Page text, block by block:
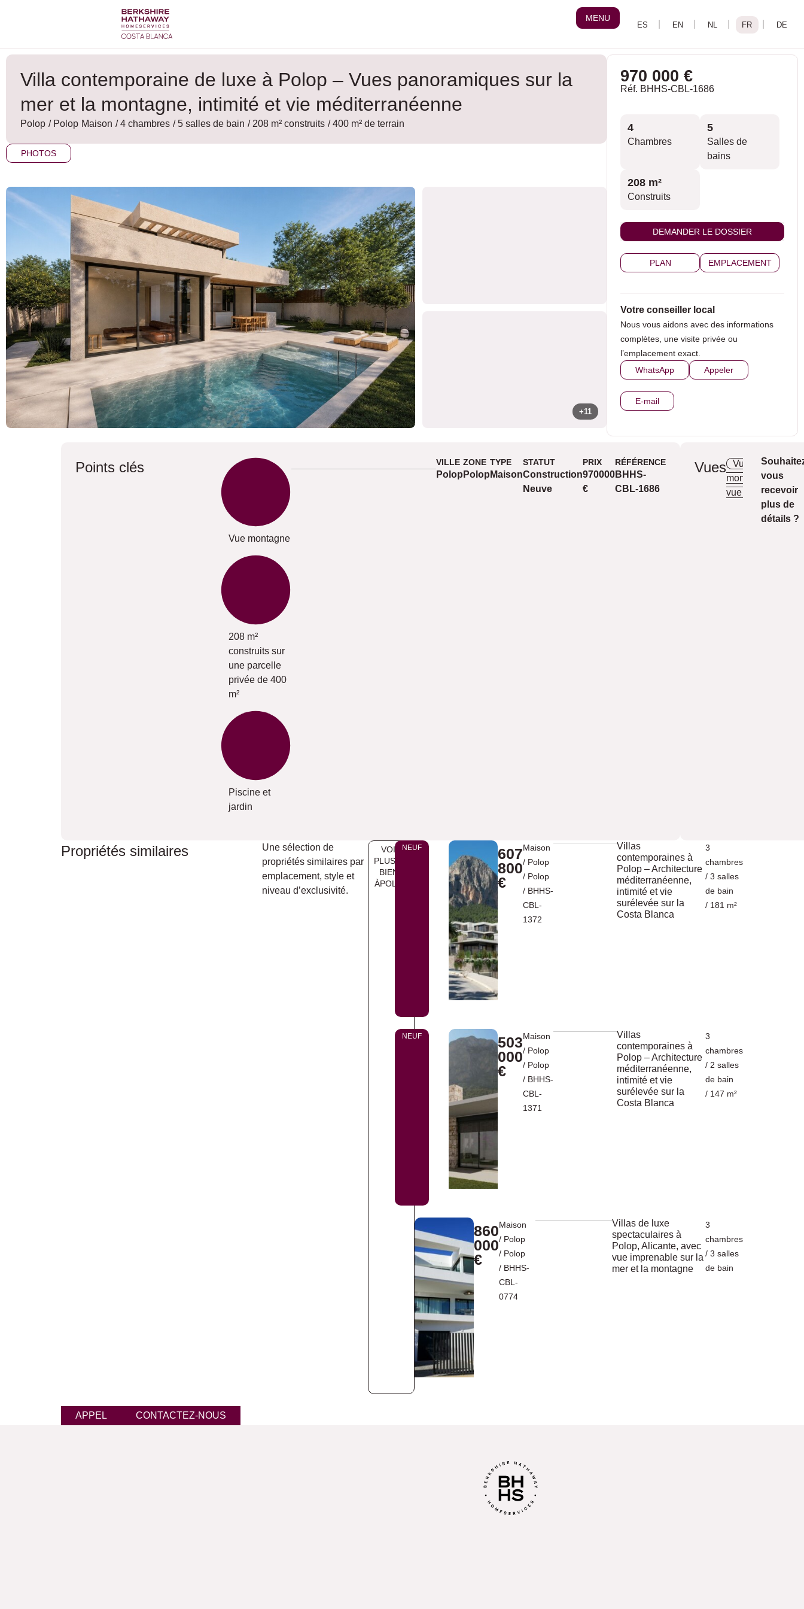
MENU
Villa contemporaine de luxe à Polop – Vues panoramiques sur la
mer et la montagne, intimité et vie méditerranéenne
Polop / Polop Maison / 4 chambres / 5 salles de bain / 208 m² construits / 400 m² de terrain
PHOTOS
+11
970 000 €
Réf. BHHS-CBL-1686
4
Chambres
5
Salles de
bains
208 m²
Construits
DEMANDER LE DOSSIER
PLAN EMPLACEMENT
Votre conseiller local
Nous vous aidons avec des informations
complètes, une visite privée ou
l’emplacement exact.
WhatsApp
Appeler
E-mail
Points clés
Vue montagne
208 m²
construits sur
une parcelle
privée de 400
m²
Piscine et
jardin
VILLE
Polop
ZONE
Polop
TYPE
Maison
STATUT
Construction
Neuve
PRIX
970000
€
RÉFÉRENCE
BHHS-
CBL-1686
Vues
Vue sur la
montagne
vue
vous
recevoir
plus de
détails ?
Propriétés similaires
Une sélection de
propriétés similaires par
emplacement, style et
niveau d’exclusivité.
VOIR
PLUS DE
BIENS
ÀPOLOP
NEUF
607
800
€
Maison
/ Polop
/ Polop
/ BHHS-
CBL-
1372
Villas
contemporaines à
Polop – Architecture
méditerranéenne,
intimité et vie
surélevée sur la
Costa Blanca
3
chambres
/ 3 salles
de bain
/ 181 m²
NEUF
503
000
€
Maison
/ Polop
/ Polop
/ BHHS-
CBL-
1371
Villas
contemporaines à
Polop – Architecture
méditerranéenne,
intimité et vie
surélevée sur la
Costa Blanca
3
chambres
/ 2 salles
de bain
/ 147 m²
860
000
€
Maison
/ Polop
/ Polop
/ BHHS-
CBL-
0774
Villas de luxe
spectaculaires à
Polop, Alicante, avec
vue imprenable sur la
mer et la montagne
3
chambres
/ 3 salles
de bain
APPEL CONTACTEZ-NOUS